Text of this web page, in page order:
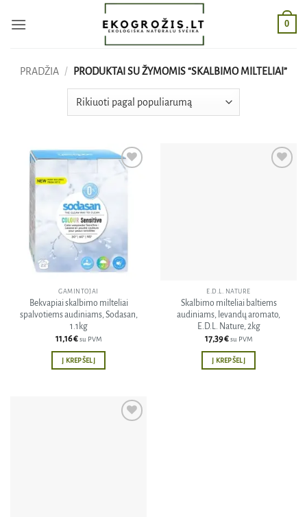
0
PRADŽIA / PRODUKTAI SU ŽYMOMIS “SKALBIMO MILTELIAI”
GAMINTOJAI
Bekvapiai skalbimo milteliai
spalvotiems audiniams, Sodasan,
1.1kg
11,16€ su PVM
Į KREPŠELĮ
E.D.L. NATURE
Skalbimo milteliai baltiems
audiniams, levandų aromato,
E.D.L. Nature, 2kg
17,39€ su PVM
Į KREPŠELĮ